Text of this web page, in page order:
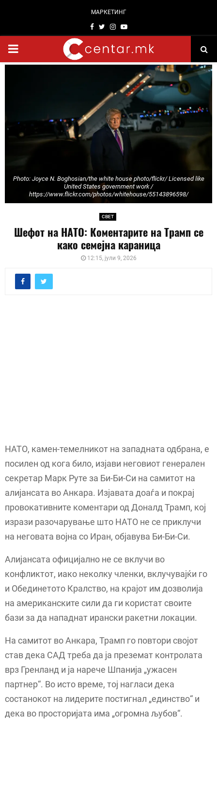
МАРКЕТИНГ
Facebook
TwitterInstagram
Youtube
PRIMARY
Photo: Joyce N. Boghosian/the white house photo/flickr/ Licensed like
United States government work /
https://www.flickr.com/photos/whitehouse/55143896598/
СВЕТ
Шефот на НАТО: Коментарите на Трамп се
како семејна караница
12:15, јули 9, 2026
НАТО, камен-темелникот на западната одбрана, е
посилен од кога било, изјави неговиот генерален
секретар Марк Руте за Би-Би-Си на самитот на
алијансата во Анкара. Изјавата доаѓа и покрај
провокативните коментари од Доналд Трамп, кој
изрази разочарување што НАТО не се приклучи
на неговата војна со Иран, објавува Би-Би-Си.
Алијансата официјално не се вклучи во
конфликтот, иако неколку членки, вклучувајќи го
и Обединетото Кралство, на крајот им дозволија
на американските сили да ги користат своите
бази за да нападнат ирански ракетни локации.
На самитот во Анкара, Трамп го повтори својот
став дека САД треба да ја преземат контролата
врз Гренланд и ја нарече Шпанија „ужасен
партнер“. Во исто време, тој нагласи дека
состанокот на лидерите постигнал „единство“ и
дека во просторијата има „огромна љубов“.